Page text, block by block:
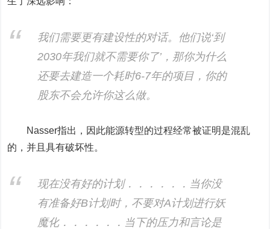
我们需要更有建设性的对话。他们说‘到
2030年我们就不需要你了’，那你为什么
还要去建造一个耗时6-7年的项目，你的
股东不会允许你这么做。
Nasser指出，因此能源转型的过程经常被证明是混乱
的，并且具有破坏性。
现在没有好的计划．．．．．．当你没
有准备好B计划时，不要对A计划进行妖
魔化．．．．．．当下的压力和言论是